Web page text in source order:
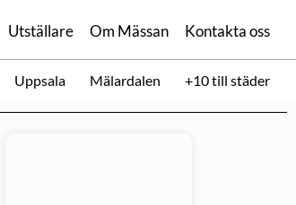
Utställare Om Mässan Kontakta oss
Uppsala Mälardalen +10 till städer